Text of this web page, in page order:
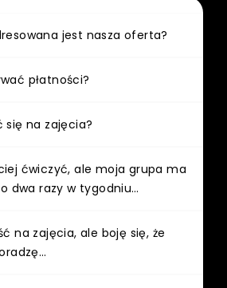
jest nasza oferta?
płatności?
się na zajęcia?
ćwiczyć, ale moja grupa ma
dwa razy w tygodniu…
na zajęcia, ale boję się, że